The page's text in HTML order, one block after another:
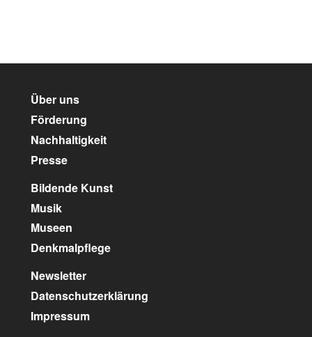
Über uns
Förderung
Nachhaltigkeit
Presse
Bildende Kunst
Musik
Museen
Denkmalpflege
Newsletter
Datenschutzerklärung
Impressum